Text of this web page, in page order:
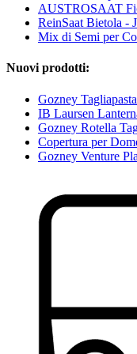
AUSTROSAAT
ReinSaat Bietola -
Mix di Semi per
Nuovi prodotti:
Gozney Tagliapasta
IB Laursen
Gozney Rotella
Copertura per
Gozney Venture